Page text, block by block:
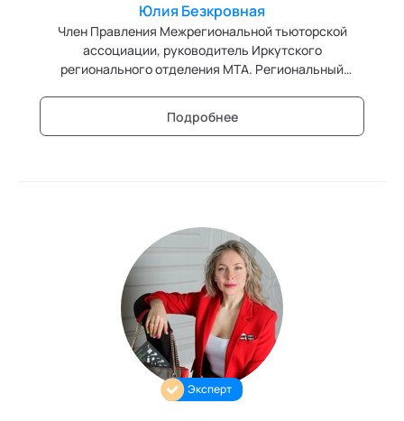
Юлия Безкровная
Член Правления Межрегиональной тьюторской
ассоциации, руководитель Иркутского
регионального отделения МТА. Региональный
Подробнее
Эксперт